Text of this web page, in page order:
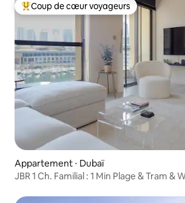
Coups de cœur voyageurs les plus
Coup de cœur voyageurs
Appartement ⋅ Dubaï
JBR 1 Ch. Familial : 1 Min Plage & Tram &